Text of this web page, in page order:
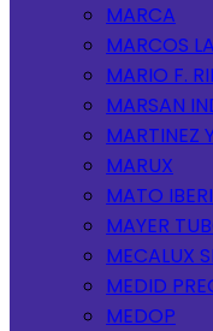
MARCA
MARCOS
MARIO F.
MARSAN
MARTINEZ
MARUX
MATO
MAYER
MECALUX
MEDID
MEDOP